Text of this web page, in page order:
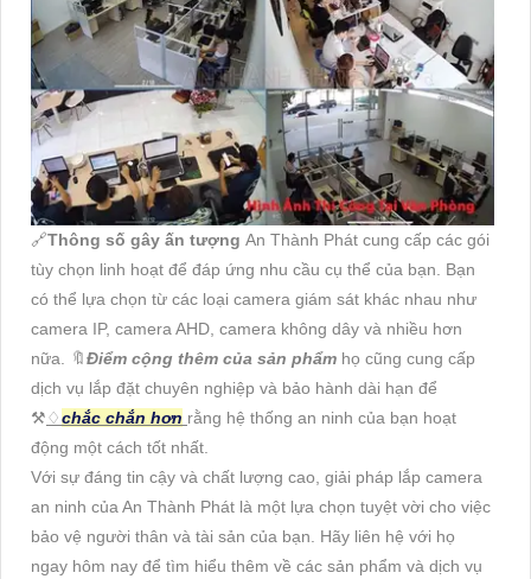
🔗Thông số gây ấn tượng An Thành Phát cung cấp các gói
tùy chọn linh hoạt để đáp ứng nhu cầu cụ thể của bạn. Bạn
có thể lựa chọn từ các loại camera giám sát khác nhau như
camera IP, camera AHD, camera không dây và nhiều hơn
nữa. 🔖Điểm cộng thêm của sản phẩm họ cũng cung cấp
dịch vụ lắp đặt chuyên nghiệp và bảo hành dài hạn để
⚒♢chắc chắn hơn rằng hệ thống an ninh của bạn hoạt
động một cách tốt nhất.
Với sự đáng tin cậy và chất lượng cao, giải pháp lắp camera
an ninh của An Thành Phát là một lựa chọn tuyệt vời cho việc
bảo vệ người thân và tài sản của bạn. Hãy liên hệ với họ
ngay hôm nay để tìm hiểu thêm về các sản phẩm và dịch vụ